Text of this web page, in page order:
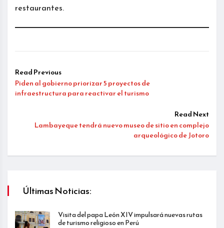
restaurantes.
Read Previous
Piden al gobierno priorizar 5 proyectos de
infraestructura para reactivar el turismo
Read Next
Lambayeque tendrá nuevo museo de sitio en complejo
arqueológico de Jotoro
Últimas Noticias:
Visita del papa León XIV impulsará nuevas rutas
de turismo religioso en Perú